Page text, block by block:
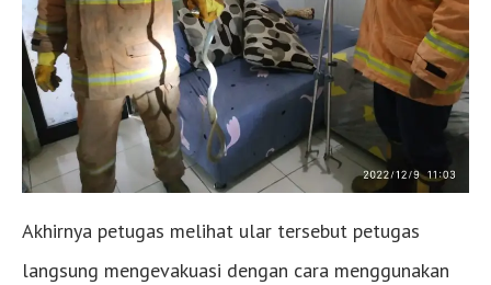
Akhirnya petugas melihat ular tersebut petugas
langsung mengevakuasi dengan cara menggunakan